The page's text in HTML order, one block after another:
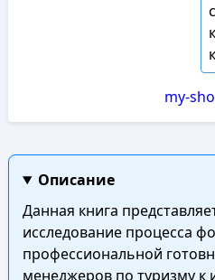
my-
Описание
Данная книга
исследование процесса
профессиональной
менеджеров по туризму к